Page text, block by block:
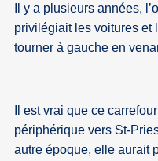
Il y a plusieurs années,
privilégiait les voitures et
tourner à gauche en
Il est vrai que ce
périphérique vers St-
autre époque, elle aurait